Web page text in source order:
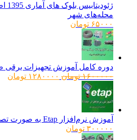
ژئودیتابیس بلوک
محله‌های شهر
۶۵۰۰۰ تومان
دوره کامل آموزش تجهیزات برقی
۱۶۰۰۰۰۰ تومانقیمت
۱۲۸۰۰۰۰ تومانقیمت
آموزش نرم‌افزار Etap به صورت تصویری
۳۰۰۰۰۰ تومان